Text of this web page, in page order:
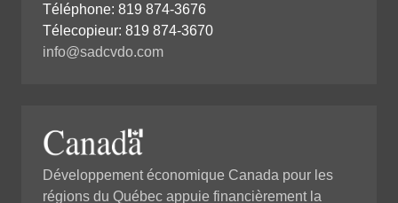
Téléphone: 819 874-3676
Télecopieur: 819 874-3670
info@sadcvdo.com
Développement économique Canada pour les
régions du Québec appuie financièrement la